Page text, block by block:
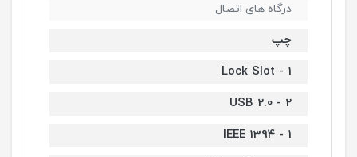
درگاه های اتصال
چپ
1 - Lock Slot
2 - USB 2.0
1 - IEEE 1394